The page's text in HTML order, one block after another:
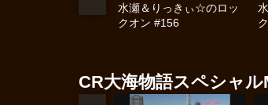
水瀬＆りっきぃ☆のロッ
クオン #156
CR大海物語スペシャル